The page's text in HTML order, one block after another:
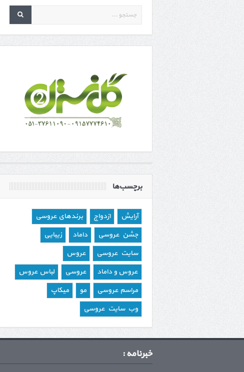
برچسب‌ها
آرایش ازدواج
برندهای عروسی
جشن عروسی
داماد
زیبایی
سایت عروسی
عروس
عروس و داماد
عروسی
لباس عروس
مراسم عروسی
مو
میکاپ
وب سایت عروسی
خبرنامه :